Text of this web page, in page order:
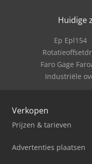
Huidige
Ep Epl154
Faro Gage
Industriële
Verkopen
Prijzen & tarieven
Advertenties plaatsen